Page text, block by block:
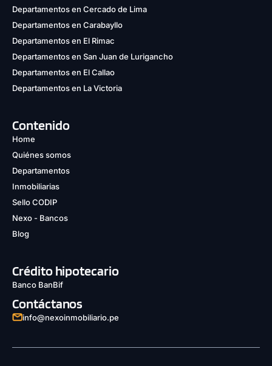
Departamentos en Cercado de Lima
Departamentos en Carabayllo
Departamentos en El Rimac
Departamentos en San Juan de Lurigancho
Departamentos en El Callao
Departamentos en La Victoria
Contenido
Home
Quiénes somos
Departamentos
Inmobiliarias
Sello CODIP
Nexo - Bancos
Blog
Crédito hipotecario
Banco BanBif
Contáctanos
info@nexoinmobiliario.pe